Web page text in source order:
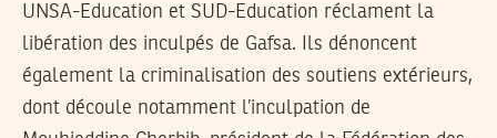
UNSA-Education et SUD-Education réclament la
libération des inculpés de Gafsa. Ils dénoncent
également la criminalisation des soutiens extérieurs,
dont découle notamment l’inculpation de